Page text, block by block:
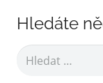
Hledáte
Vyhledávání